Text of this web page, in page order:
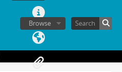
Browse